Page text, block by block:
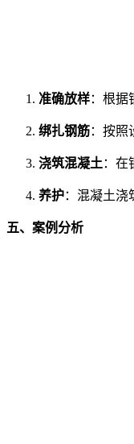
准确放样：根据
绑扎钢筋：按照
浇筑混凝土：在
养护：混凝土浇
五、案例分析